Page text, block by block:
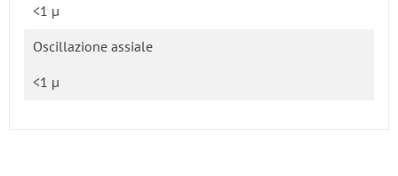
<1 µ
Oscillazione assiale
<1 µ